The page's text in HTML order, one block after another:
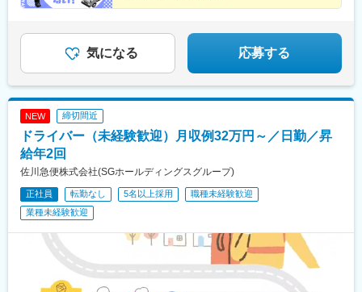
古木駅、三河安城駅、萩原駅(愛知県)、北岡崎駅、石仏駅、田県神
向ケ丘駅、三河一宮駅、竹村駅、港区役所駅、新守山駅、尾張星
の宮駅、本郷駅(愛知県)、佐那具駅、朝熊駅、亀山駅(三重県)、霞
泉なめり駅、藤枝駅、静岡駅、草薙駅(東海道本線)、袋井駅、西焼
津駅、上島駅、須津駅、南吉田駅、糸魚川駅、春日山駅、小針
駅、中条駅、宮内駅(新潟県)、魚沼丘陵駅、茨目駅、伊那北駅、広
丘駅、岩村田駅、村山駅(長野県)、信濃常盤駅、田中駅、切石駅、
常永駅、春日居町駅、東桂駅、動橋駅、三ツ屋駅、笠師保駅、松
朝潮橋駅、門真南駅、深江橋駅、河内花園駅、鴻池新田駅、西明
石駅、中埠頭駅、苅藻駅、加太駅(和歌山県)、武庫川団地前駅、紀
山駅(奈良県)、長柄駅、ケーブル八幡宮山上駅、西舞鶴駅、福知山
市民病院口駅、篠原駅(滋賀県)、多賀大社前駅、三雲駅、栗東駅、
おごと温泉駅、長浜駅、箕浦駅、讃岐塩屋駅、片原町駅(香川県)、
三本松駅(香川県)、北伊予駅、伊予富田駅、平田駅(高知県)、多ノ
気になる 応募する
NEW 締切間近
ドライバー（未経験歓迎）月収例32万円～／日勤／昇
給年2回
佐川急便株式会社(SGホールディングスグループ)
正社員 転勤なし 5名以上採用
職種未経験歓迎
業種未経験歓迎